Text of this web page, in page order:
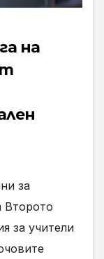
на
за
Второто
за учители